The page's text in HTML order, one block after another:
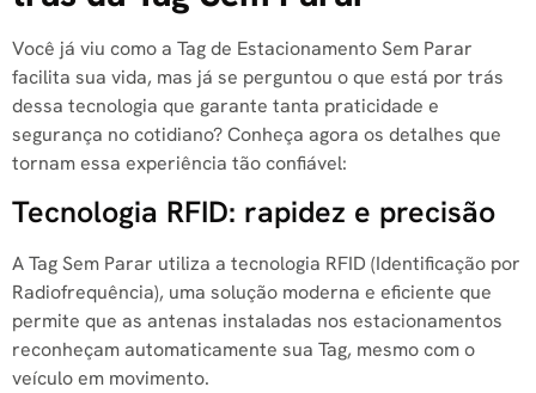
Você já viu como a Tag de Estacionamento Sem Parar
facilita sua vida, mas já se perguntou o que está por trás
dessa tecnologia que garante tanta praticidade e
segurança no cotidiano? Conheça agora os detalhes que
tornam essa experiência tão confiável:
Tecnologia RFID: rapidez e precisão
A Tag Sem Parar utiliza a tecnologia RFID (Identificação por
Radiofrequência), uma solução moderna e eficiente que
permite que as antenas instaladas nos estacionamentos
reconheçam automaticamente sua Tag, mesmo com o
veículo em movimento.